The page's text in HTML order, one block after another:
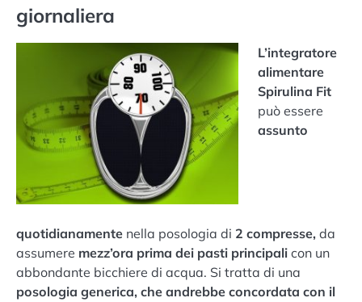
giornaliera
L’integratore
alimentare
Spirulina Fit
può essere
assunto
quotidianamente nella posologia di 2 compresse, da
assumere mezz’ora prima dei pasti principali con un
abbondante bicchiere di acqua. Si tratta di una
posologia generica, che andrebbe concordata con il